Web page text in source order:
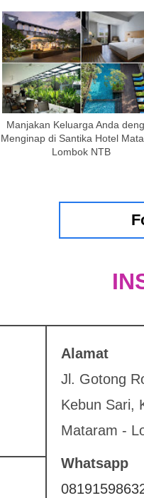
Manjakan Keluarga Anda
Menginap di Santika Hotel
Lombok NTB
Alamat
Jl. Gotong
Kebun Sari,
Mataram -
Whatsapp